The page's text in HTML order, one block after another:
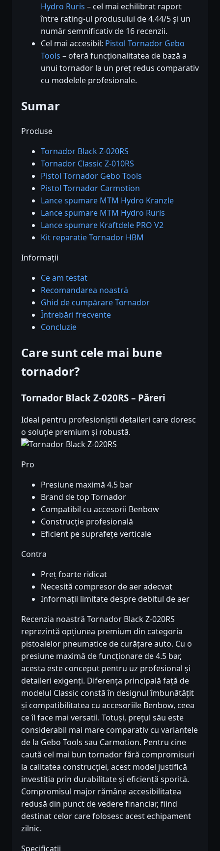
Hydro Ruris – cel mai echilibrat raport
între rating-ul produsului de 4.44/5 și un
număr semnificativ de 16 recenzii.
Cel mai accesibil: Pistol Tornador Gebo
Tools – oferă funcționalitatea de bază a
unui tornador la un preț redus comparativ
cu modelele profesionale.
Sumar
Produse
Tornador Black Z-020RS
Tornador Classic Z-010RS
Pistol Tornador Gebo Tools
Pistol Tornador Carmotion
Lance spumare MTM Hydro Kranzle
Lance spumare MTM Hydro Ruris
Lance spumare Kraftdele PRO V2
Kit reparatie Tornador HBM
Informații
Ce am testat
Recomandarea noastră
Ghid de cumpărare Tornador
Întrebări frecvente
Concluzie
Care sunt cele mai bune
tornador?
Tornador Black Z-020RS – Păreri
Ideal pentru profesioniștii detaileri care doresc
o soluție premium și robustă.
Pro
Presiune maximă 4.5 bar
Brand de top Tornador
Compatibil cu accesorii Benbow
Construcție profesională
Eficient pe suprafețe verticale
Contra
Preț foarte ridicat
Necesită compresor de aer adecvat
Informații limitate despre debitul de aer
Recenzia noastră Tornador Black Z-020RS
reprezintă opțiunea premium din categoria
pistoalelor pneumatice de curățare auto. Cu o
presiune maximă de funcționare de 4.5 bar,
acesta este conceput pentru uz profesional și
detaileri exigenți. Diferența principală față de
modelul Classic constă în designul îmbunătățit
și compatibilitatea cu accesoriile Benbow, ceea
ce îl face mai versatil. Totuși, prețul său este
considerabil mai mare comparativ cu variantele
de la Gebo Tools sau Carmotion. Pentru cine
caută cel mai bun tornador fără compromisuri
la calitatea construcției, acest model justifică
investiția prin durabilitate și eficiență sporită.
Compromisul major rămâne accesibilitatea
redusă din punct de vedere financiar, fiind
destinat celor care folosesc acest echipament
zilnic.
Specificații